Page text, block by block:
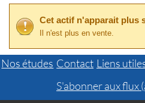
Cet actif n'apparait plus
Il n'est plus en vente.
Nos études Contact Liens
S'abonner aux flux